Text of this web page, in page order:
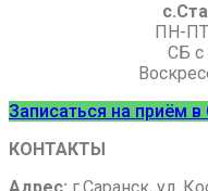
ПН-ПТ
СБ с
Записаться на приём в
КОНТАКТЫ